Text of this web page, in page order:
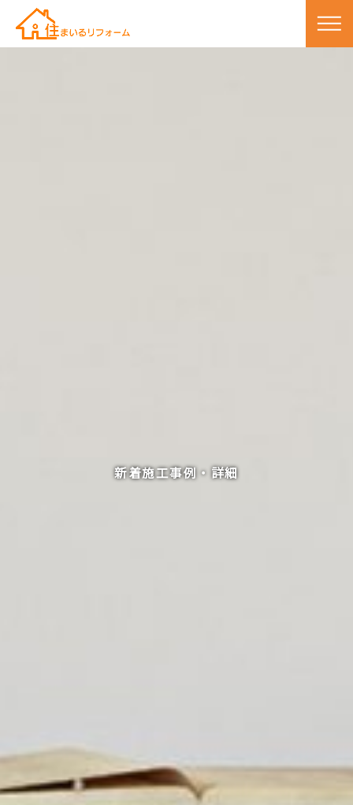
新着施工事例・詳細